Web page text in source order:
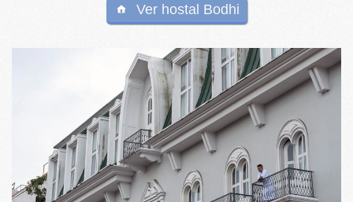
Ver hostal Bodhi